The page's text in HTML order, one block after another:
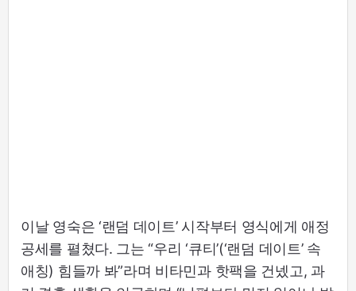
이날 영숙은 ‘랜덤 데이트’ 시작부터 영식에게 애정
공세를 펼쳤다. 그는 “우리 ‘큐티’(‘랜덤 데이트’ 속
애칭) 힘들까 봐”라며 비타민과 핫팩을 건넸고, 과